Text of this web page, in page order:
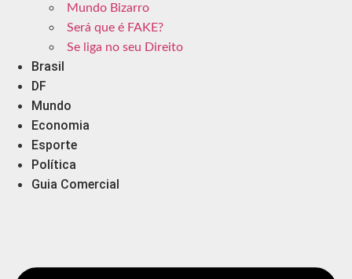
Mundo Bizarro
Será que é FAKE?
Se liga no seu Direito
Brasil
DF
Mundo
Economia
Esporte
Política
Guia Comercial